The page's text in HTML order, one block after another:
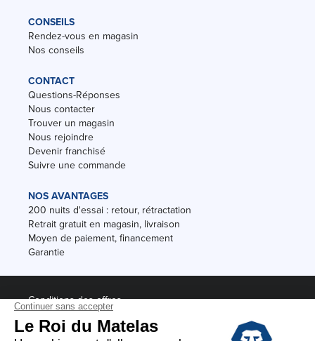
CONSEILS
Rendez-vous en magasin
Nos conseils
CONTACT
Questions-Réponses
Nous contacter
Trouver un magasin
Nous rejoindre
Devenir franchisé
Suivre une commande
NOS AVANTAGES
200 nuits d'essai : retour, rétractation
Retrait gratuit en magasin, livraison
Moyen de paiement, financement
Garantie
Conditions des offres
Black Friday
Destockage